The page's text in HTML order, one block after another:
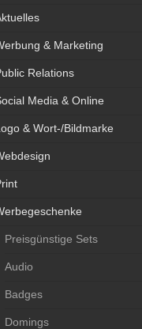
& Marketing
Relations
Media & Online
& Wort-/Bildmarke
Preisgünstige Sets
Audio
Badges
Domings